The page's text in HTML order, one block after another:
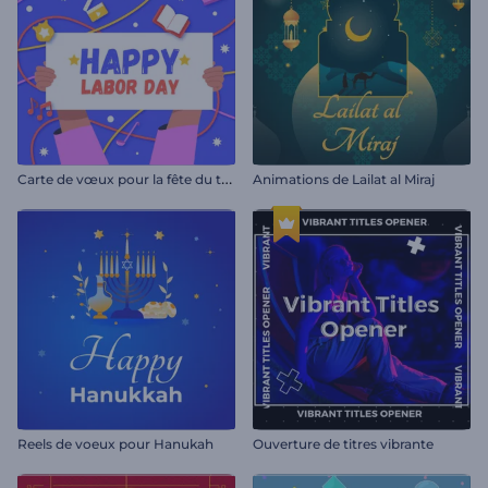
C
arte de vœux pour la fête du travail Animations de Lailat al Miraj
Reels de voeux pour Hanukah Ouverture de titres vibrante